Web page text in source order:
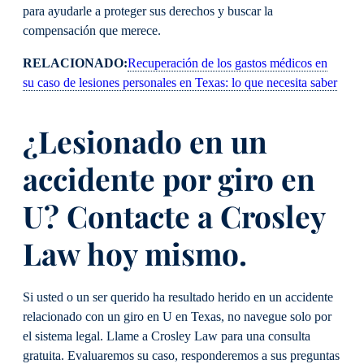
para ayudarle a proteger sus derechos y buscar la
compensación que merece.
RELACIONADO:Recuperación de los gastos médicos en
su caso de lesiones personales en Texas: lo que necesita saber
¿Lesionado en un
accidente por giro en
U? Contacte a Crosley
Law hoy mismo.
Si usted o un ser querido ha resultado herido en un accidente
relacionado con un giro en U en Texas, no navegue solo por
el sistema legal. Llame a Crosley Law para una consulta
gratuita. Evaluaremos su caso, responderemos a sus preguntas